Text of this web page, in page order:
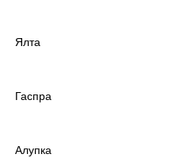
Ялта
Гаспра
Алупка